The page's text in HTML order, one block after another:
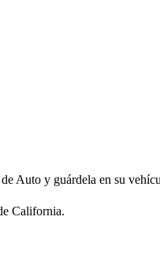
Auto y guárdela en su
California.